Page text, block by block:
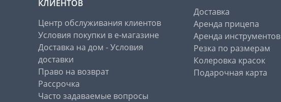
КЛИЕНТОВ
Центр обслуживания клиентов
Условия покупки в е-магазине
Доставка на дом - Условия
доставки
Право на возврат
Рассрочка
Часто задаваемые вопросы
Доставка
Аренда прицепа
Аренда инструментов
Резка по размерам
Колеровка красок
Подарочная карта